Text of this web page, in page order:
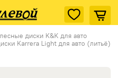
диски K&K для авто
Karrera Light для авто (литьё)